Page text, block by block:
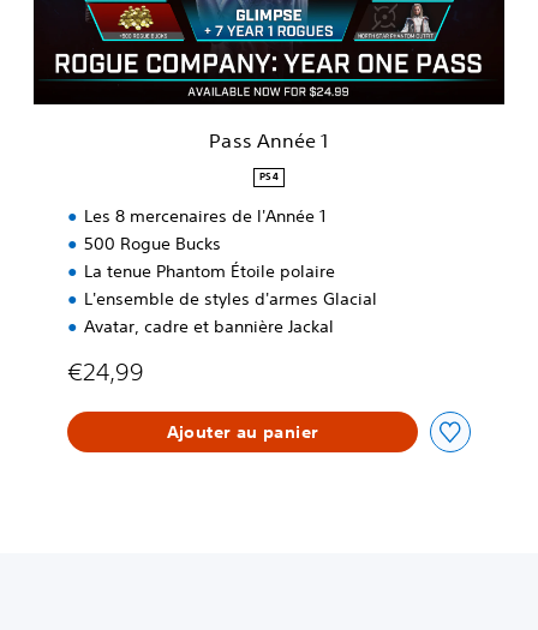
Pass Année 1
PS4
Les 8 mercenaires de l'Année 1
500 Rogue Bucks
La tenue Phantom Étoile polaire
L'ensemble de styles d'armes Glacial
Avatar, cadre et bannière Jackal
€24,99
Ajouter au panier